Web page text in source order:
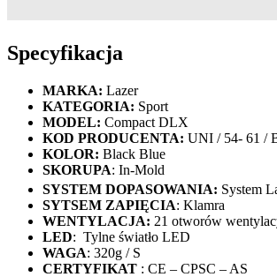
Specyfikacja
MARKA: Lazer
KATEGORIA: Sport
MODEL: Compact DLX
KOD PRODUCENTA: UNI / 54- 61 /
KOLOR: Black Blue
SKORUPA: In-Mold
SYSTEM DOPASOWANIA: System
SYTSEM ZAPIĘCIA: Klamra
WENTYLACJA: 21 otworów
LED: Tylne światło LED
WAGA: 320g / S
CERTYFIKAT : CE – CPSC – AS